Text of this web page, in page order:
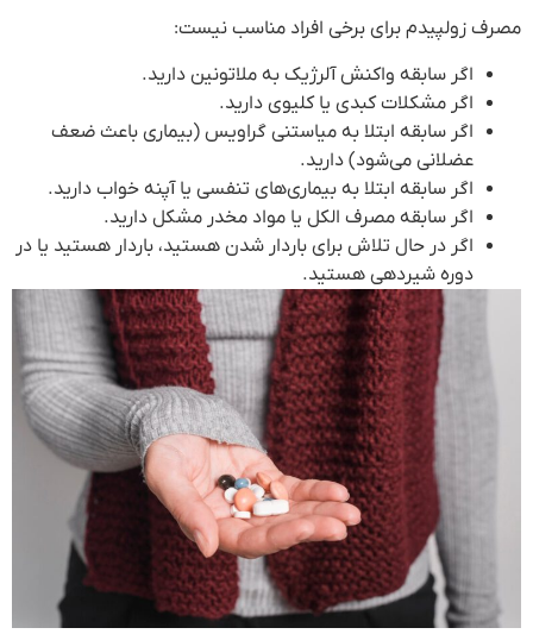
مصرف زولپیدم برای برخی افراد مناسب نیست:
اگر سابقه واکنش آلرژیک به ملاتونین دارید.
اگر مشکلات کبدی یا کلیوی دارید.
اگر سابقه ابتلا به میاستنی گراویس (بیماری باعث ضعف
عضلانی می‌شود) دارید.
اگر سابقه ابتلا به بیماری‌های تنفسی یا آپنه خواب دارید.
اگر سابقه مصرف الکل یا مواد مخدر مشکل دارید.
اگر در حال تلاش برای باردار شدن هستید، باردار هستید یا در
دوره شیردهی هستید.